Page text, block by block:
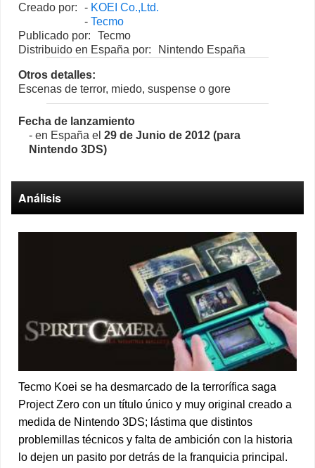
Creado por: - KOEI Co.,Ltd.
- Tecmo
Publicado por:
Tecmo
Distribuido en España por:
Nintendo España
Otros detalles:
Escenas de terror, miedo, suspense o gore
Fecha de lanzamiento
- en España el 29 de Junio de 2012 (para
Nintendo 3DS)
Análisis
Tecmo Koei se ha desmarcado de la terrorífica saga
Project Zero con un título único y muy original creado a
medida de Nintendo 3DS; lástima que distintos
problemillas técnicos y falta de ambición con la historia
lo dejen un pasito por detrás de la franquicia principal.